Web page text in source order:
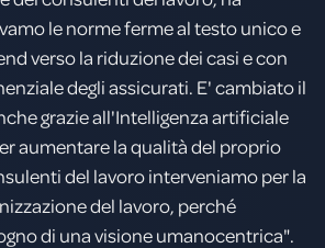
le norme ferme al testo unico e
verso la riduzione dei casi e con
degli assicurati. E' cambiato il
grazie all'Intelligenza artificiale
aumentare la qualità del proprio
del lavoro interveniamo per la
del lavoro, perché
di una visione umanocentrica".